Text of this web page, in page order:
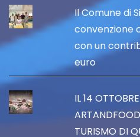
Il Comune di
convenzione
con un
euro
IL 14
TURISMO DI